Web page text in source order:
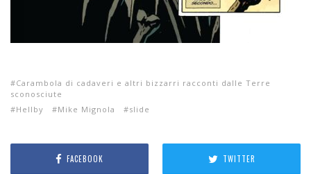
Carambola di cadaveri e altri bizzarri racconti dalle Terre
sconosciute
Hellby
Mike Mignola slide
FACEBOOK TWITTER